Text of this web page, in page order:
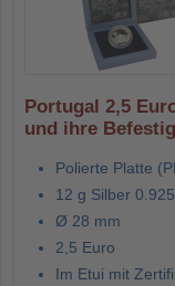
Portugal 2,5
und ihre
Polierte Platte
12 g Silber 0.925
Ø 28 mm
2,5 Euro
Im Etui mit